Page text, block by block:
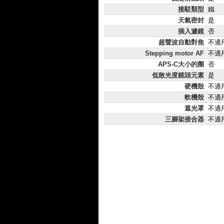
接駁類型 鐵
天氣密封 是
插入濾鏡 否
超聲波自動對焦 不適
Stepping motor AF 不適
APS-C大小的圈
否
低散光度鏡頭元素 是
硬機殼 不適
軟機殼 不適
遮光罩 不適
三腳架接合器 不適